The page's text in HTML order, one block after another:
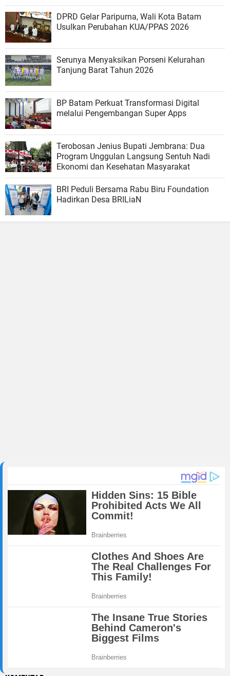
DPRD Gelar Paripurna, Wali Kota Batam
Usulkan Perubahan KUA/PPAS 2026
Serunya Menyaksikan Porseni Kelurahan
Tanjung Barat Tahun 2026
BP Batam Perkuat Transformasi Digital
melalui Pengembangan Super Apps
Terobosan Jenius Bupati Jembrana: Dua
Program Unggulan Langsung Sentuh Nadi
Ekonomi dan Kesehatan Masyarakat
BRI Peduli Bersama Rabu Biru Foundation
Hadirkan Desa BRILiaN